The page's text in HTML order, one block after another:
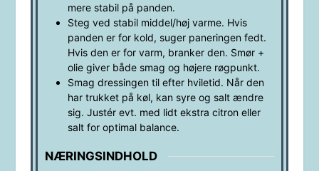
mere stabil på panden.
Steg ved stabil middel/høj varme. Hvis
panden er for kold, suger paneringen fedt.
Hvis den er for varm, branker den. Smør +
olie giver både smag og højere røgpunkt.
Smag dressingen til efter hviletid. Når den
har trukket på køl, kan syre og salt ændre
sig. Justér evt. med lidt ekstra citron eller
salt for optimal balance.
NÆRINGSINDHOLD